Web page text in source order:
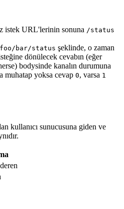
istek URL'lerinin sonuna /status
bar/status şeklinde, o zaman
dönülecek cevabın (eğer
bodysinde kanalın durumuna
muhatap yoksa cevap 0, varsa 1
kullanıcı sunucusuna giden ve